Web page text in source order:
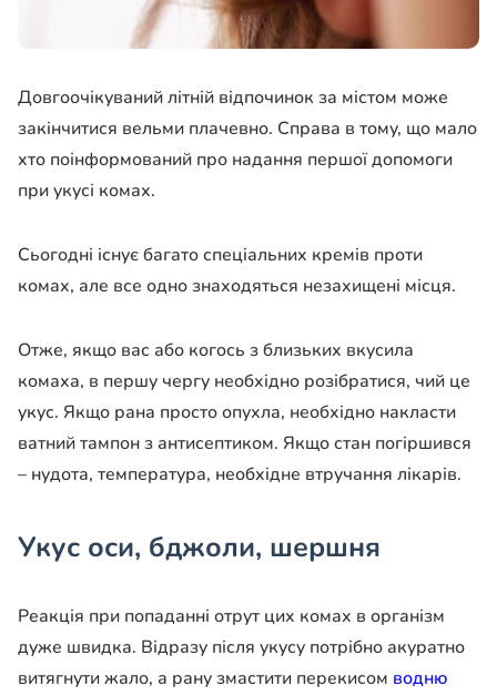
Довгоочікуваний літній відпочинок за містом може
закінчитися вельми плачевно. Справа в тому, що мало
хто поінформований про надання першої допомоги
при укусі комах.
Сьогодні існує багато спеціальних кремів проти
комах, але все одно знаходяться незахищені місця.
Отже, якщо вас або когось з близьких вкусила
комаха, в першу чергу необхідно розібратися, чий це
укус. Якщо рана просто опухла, необхідно накласти
ватний тампон з антисептиком. Якщо стан погіршився
– нудота, температура, необхідне втручання лікарів.
Укус оси, бджоли, шершня
Реакція при попаданні отрут цих комах в організм
дуже швидка. Відразу після укусу потрібно акуратно
витягнути жало, а рану змастити перекисом водню